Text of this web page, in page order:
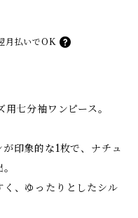
月払いでOK
七分袖ワンピース。
印象的な1枚で、ナチュ
、ゆったりとしたシル